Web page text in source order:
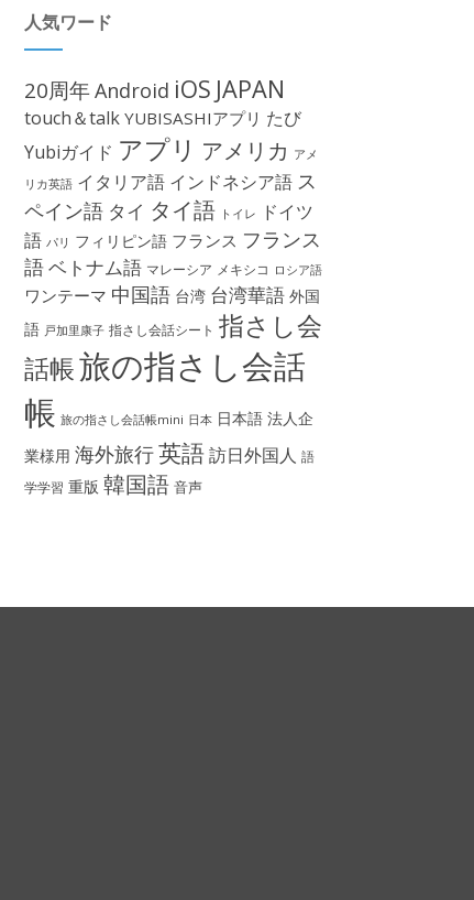
人気ワード
20周年Android iOS JAPAN
touch＆talk YUBISASHIアプリ たび
Yubiガイド アプリ アメリカ アメ
リカ英語 イタリア語 インドネシア語 ス
ペイン語 タイ タイ語 トイレ
ドイツ
語 パリ フィリピン語 フランス フランス
語ベトナム語 マレーシア メキシコ ロシア語
ワンテーマ 中国語 台湾 台湾華語 外国
語 戸加里康子 指さし会話シート 指さし会
話帳旅の指さし会話
帳 旅の指さし会話帳mini 日本 日本語 法人企
業様用 海外旅行英語訪日外国人 語
学学習 重版 韓国語 音声